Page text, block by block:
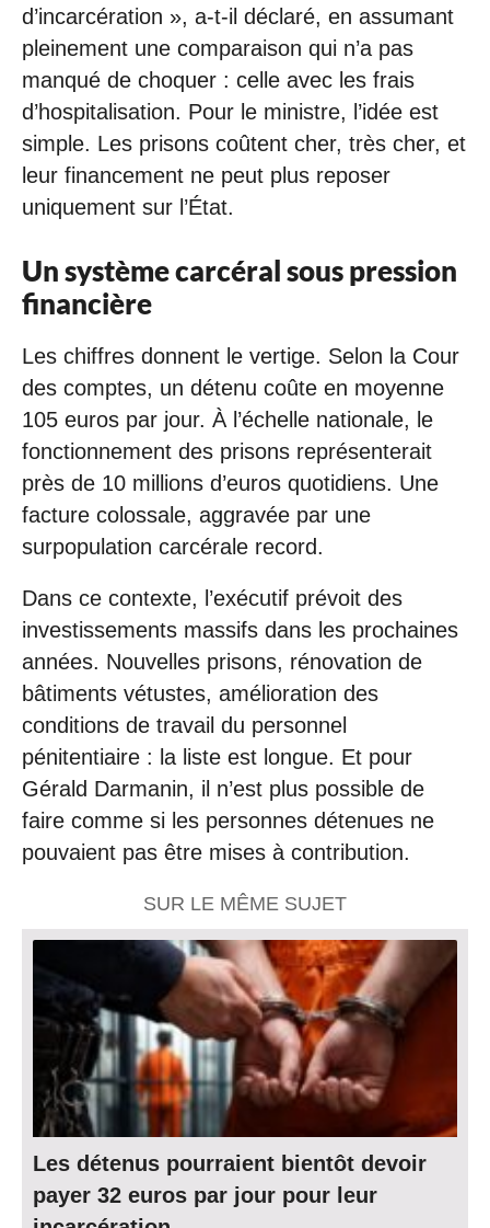
d’incarcération », a-t-il déclaré, en assumant
pleinement une comparaison qui n’a pas
manqué de choquer : celle avec les frais
d’hospitalisation. Pour le ministre, l’idée est
simple. Les prisons coûtent cher, très cher, et
leur financement ne peut plus reposer
uniquement sur l’État.
Un système carcéral sous pression
financière
Les chiffres donnent le vertige. Selon la Cour
des comptes, un détenu coûte en moyenne
105 euros par jour. À l’échelle nationale, le
fonctionnement des prisons représenterait
près de 10 millions d’euros quotidiens. Une
facture colossale, aggravée par une
surpopulation carcérale record.
Dans ce contexte, l’exécutif prévoit des
investissements massifs dans les prochaines
années. Nouvelles prisons, rénovation de
bâtiments vétustes, amélioration des
conditions de travail du personnel
pénitentiaire : la liste est longue. Et pour
Gérald Darmanin, il n’est plus possible de
faire comme si les personnes détenues ne
pouvaient pas être mises à contribution.
SUR LE MÊME SUJET
Les détenus pourraient bientôt devoir
payer 32 euros par jour pour leur